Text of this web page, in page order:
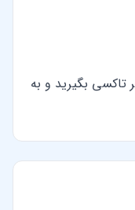
تاکسی بگیرید و به